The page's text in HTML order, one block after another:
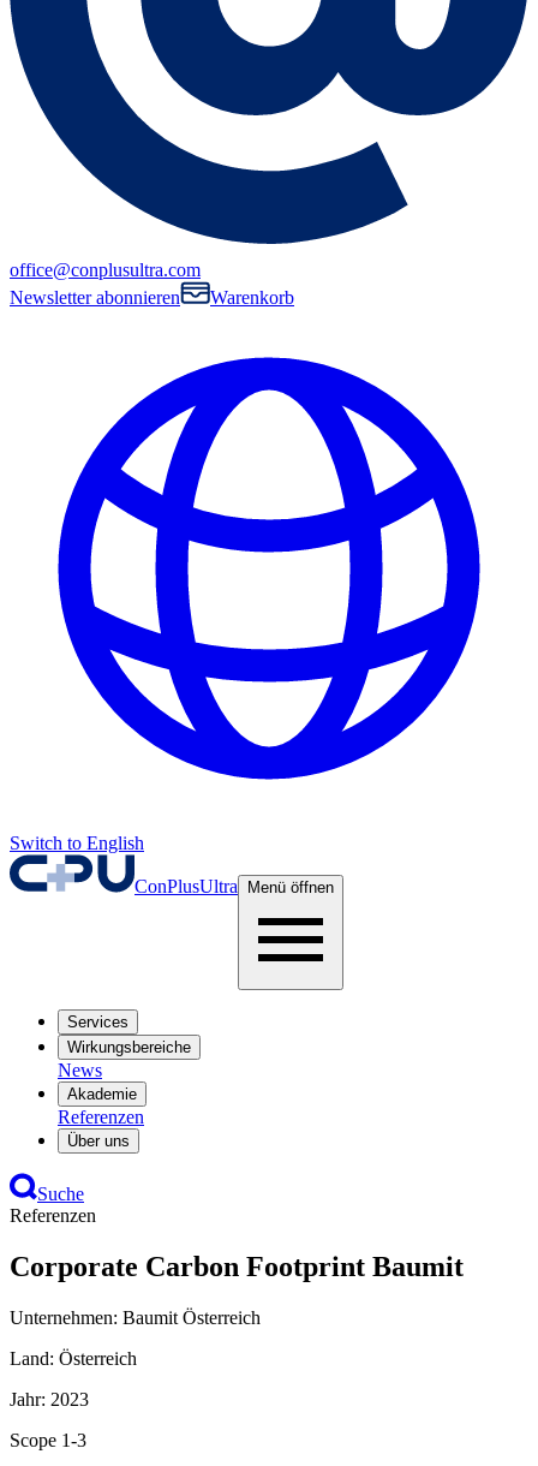
office@conplusultra.com
Newsletter abonnieren
Warenkorb
Switch to English
ConPlusUltra Menü öffnen
Services
Wirkungsbereiche
News
Akademie
Referenzen
Über uns
Suche
Referenzen
Corporate Carbon Footprint Baumit
Unternehmen: Baumit Österreich
Land: Österreich
Jahr: 2023
Scope 1-3